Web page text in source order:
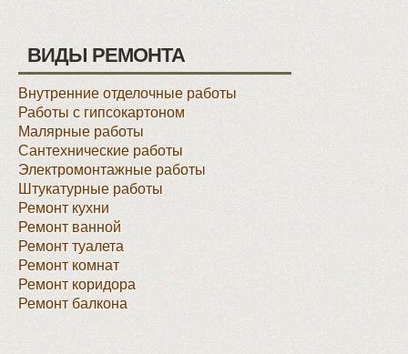
ВИДЫ РЕМОНТА
Внутренние отделочные работы
Работы с гипсокартоном
Малярные работы
Сантехнические работы
Электромонтажные работы
Штукатурные работы
Ремонт кухни
Ремонт ванной
Ремонт туалета
Ремонт комнат
Ремонт коридора
Ремонт балкона